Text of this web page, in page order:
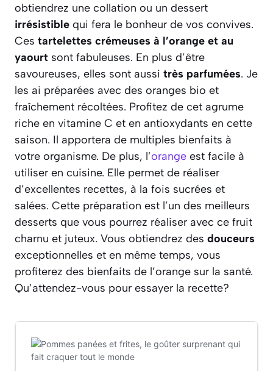
obtiendrez une collation ou un dessert
irrésistible qui fera le bonheur de vos convives.
Ces tartelettes crémeuses à l’orange et au
yaourt sont fabuleuses. En plus d’être
savoureuses, elles sont aussi très parfumées. Je
les ai préparées avec des oranges bio et
fraîchement récoltées. Profitez de cet agrume
riche en vitamine C et en antioxydants en cette
saison. Il apportera de multiples bienfaits à
votre organisme. De plus, l’orange est facile à
utiliser en cuisine. Elle permet de réaliser
d’excellentes recettes, à la fois sucrées et
salées. Cette préparation est l’un des meilleurs
desserts que vous pourrez réaliser avec ce fruit
charnu et juteux. Vous obtiendrez des douceurs
exceptionnelles et en même temps, vous
profiterez des bienfaits de l’orange sur la santé.
Qu’attendez-vous pour essayer la recette?